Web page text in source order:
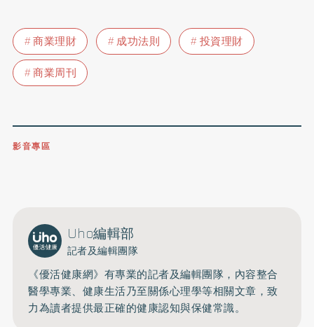
商業理財 成功法則
投資理財
商業周刊
影音專區
Uho編輯部
記者及編輯團隊
《優活健康網》有專業的記者及編輯團隊，內容整合
醫學專業、健康生活乃至關係心理學等相關文章，致
力為讀者提供最正確的健康認知與保健常識。